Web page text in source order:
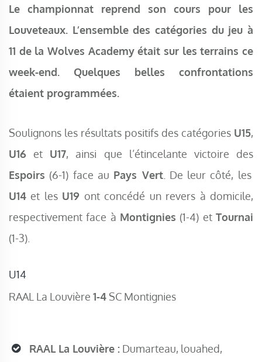
Le championnat reprend son cours pour les
Louveteaux. L’ensemble des catégories du jeu à
11 de la Wolves Academy était sur les terrains ce
week-end. Quelques belles confrontations
étaient programmées.
Soulignons les résultats positifs des catégories U15,
U16 et U17, ainsi que l’étincelante victoire des
Espoirs (6-1) face au Pays Vert. De leur côté, les
U14 et les U19 ont concédé un revers à domicile,
respectivement face à Montignies (1-4) et Tournai
(1-3).
U14
RAAL La Louvière 1-4 SC Montignies
RAAL La Louvière : Dumarteau, louahed,